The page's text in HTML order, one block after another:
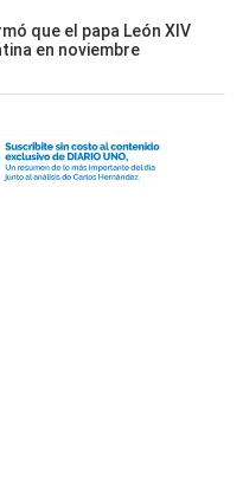
que el papa León XIV
en noviembre